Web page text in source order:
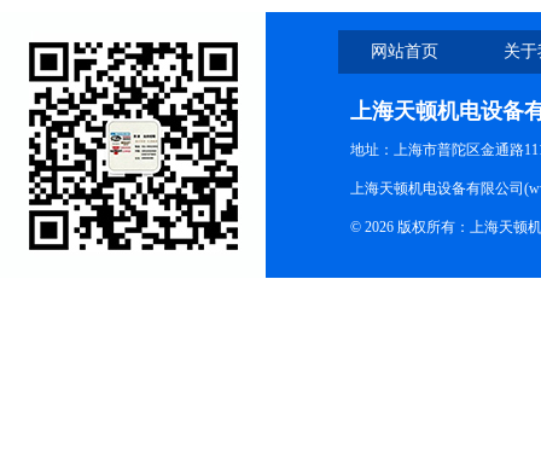
网站首页 关
上海天顿机电设备
地址：上海市普陀区金通路
上海天顿机电设备有限公司
© 2026 版权所有：上海天顿